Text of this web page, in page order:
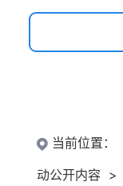
当前位置：
动公开内容 >